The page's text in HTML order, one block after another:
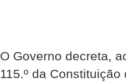
O Governo decreta,
115.º da